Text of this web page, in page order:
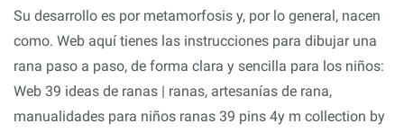
Su desarrollo es por metamorfosis y, por lo general, nacen
como. Web aquí tienes las instrucciones para dibujar una
rana paso a paso, de forma clara y sencilla para los niños:
Web 39 ideas de ranas | ranas, artesanías de rana,
manualidades para niños ranas 39 pins 4y m collection by